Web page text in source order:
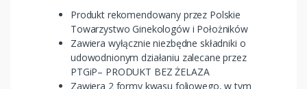
Produkt rekomendowany przez Polskie
Towarzystwo Ginekologów i Położników
Zawiera wyłącznie niezbędne składniki o
udowodnionym działaniu zalecane przez
PTGiP– PRODUKT BEZ ŻELAZA
Zawiera 2 formy kwasu foliowego, w tym